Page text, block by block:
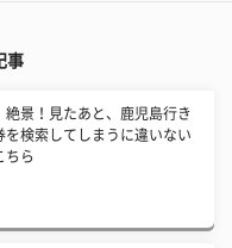
事
絶景！見たあと、鹿児島行き
を検索してしまうに違いない
ちら